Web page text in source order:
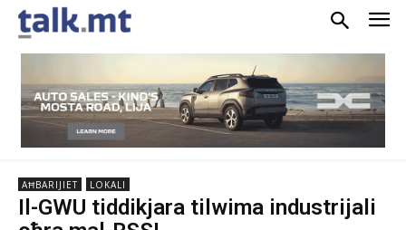
AĦBARIJIET LOKALI
Il-GWU tiddikjara tilwima industrijali